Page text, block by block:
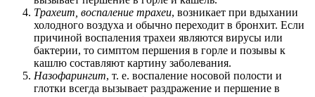
Трахеит, воспаление трахеи, возникает при вдыхании
холодного воздуха и обычно переходит в бронхит. Если
причиной воспаления трахеи являются вирусы или
бактерии, то симптом першения в горле и позывы к
кашлю составляют картину заболевания.
Назофарингит, т. е. воспаление носовой полости и
глотки всегда вызывает раздражение и першение в